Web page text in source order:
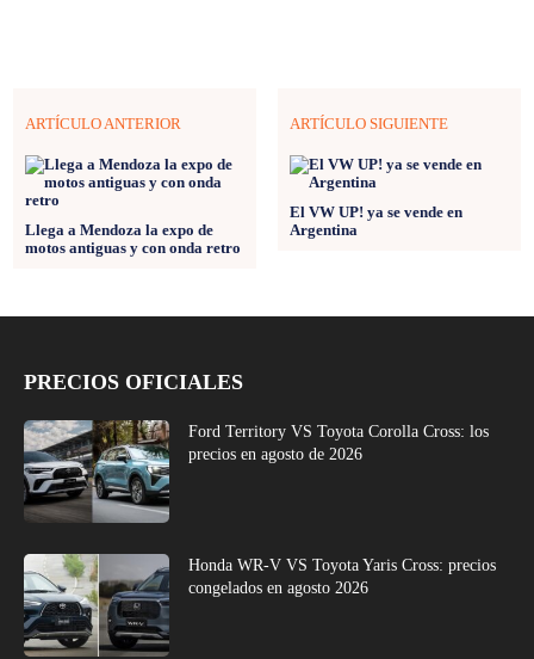
ARTÍCULO ANTERIOR
Llega a Mendoza la expo de
motos antiguas y con onda retro
ARTÍCULO SIGUIENTE
El VW UP! ya se vende en
Argentina
PRECIOS OFICIALES
Ford Territory VS Toyota Corolla Cross: los
precios en agosto de 2026
Honda WR-V VS Toyota Yaris Cross: precios
congelados en agosto 2026